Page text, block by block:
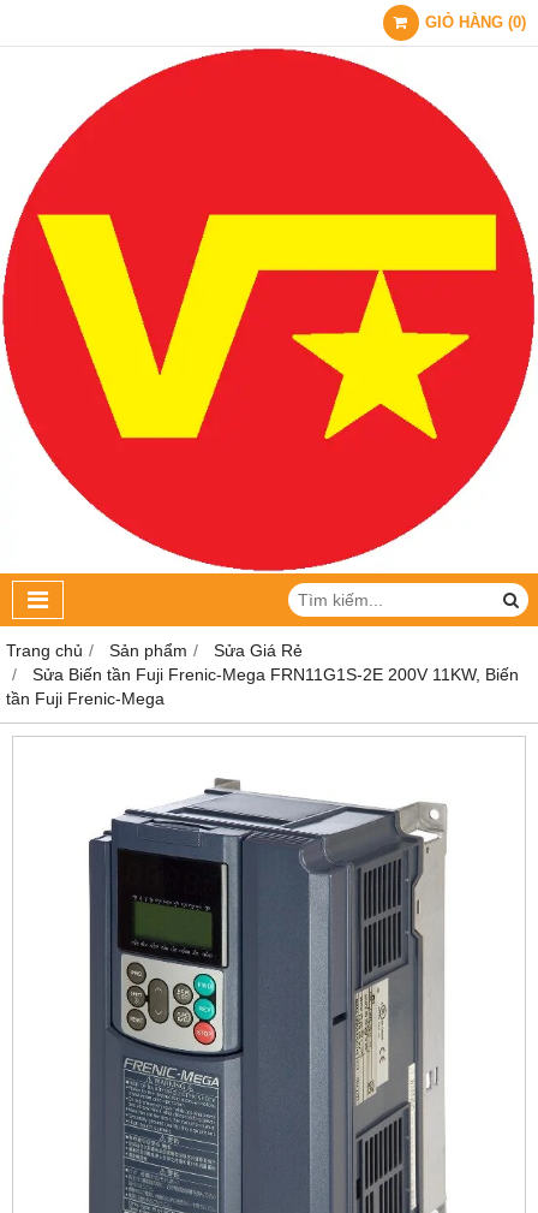
GIỎ HÀNG (0)
Trang chủ Sản phẩm
Sửa Giá Rẻ
Sửa Biến tần Fuji Frenic-Mega FRN11G1S-2E 200V 11KW, Biến
tần Fuji Frenic-Mega